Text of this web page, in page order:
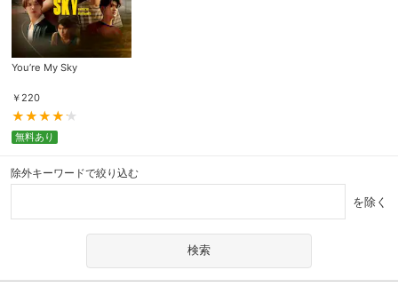
You’re My Sky
￥ 220
無料あり
除外キーワードで絞り込む
を除く